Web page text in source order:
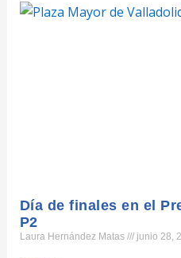
Día de finales en el
P2
Laura Hernández Matas junio 28,